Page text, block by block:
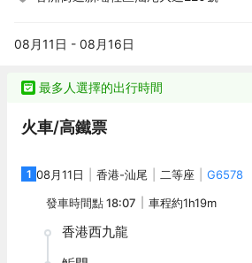
08月11日 - 08月16日
最多人選擇的出行時間
火車/高鐵票
1 08月11日 香港-汕尾 二等座
G6578
發車時間點18:07 車程約1h19m
香港西九龍